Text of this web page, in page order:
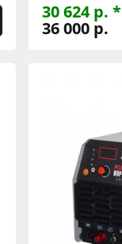
30 624 р. *
36 000 р.